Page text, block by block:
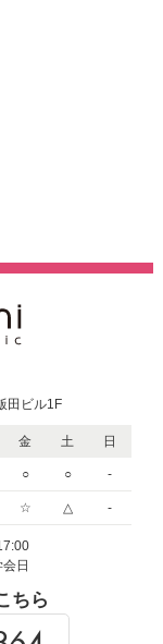
田ビル1F
金 土 日
○ ○ -
☆ △ -
日
ちら